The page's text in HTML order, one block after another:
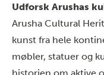
Udforsk Arushas
Arusha Cultural
kunst fra hele
møbler, statuer og
historien om aktive